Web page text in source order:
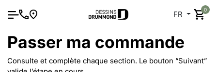
FR
0
Passer ma commande
Consulte et complète chaque section. Le bouton “Suivant”